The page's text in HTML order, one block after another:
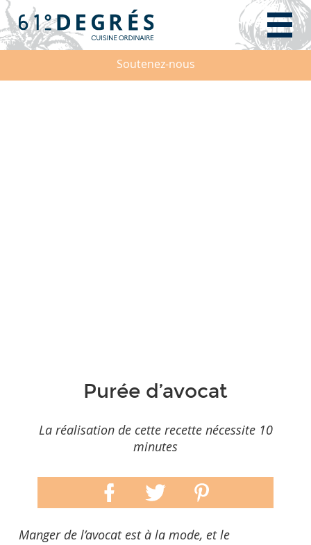
Soutenez-nous
Purée d’avocat
La réalisation de cette recette nécessite 10
minutes
Manger de l’avocat est à la mode, et le